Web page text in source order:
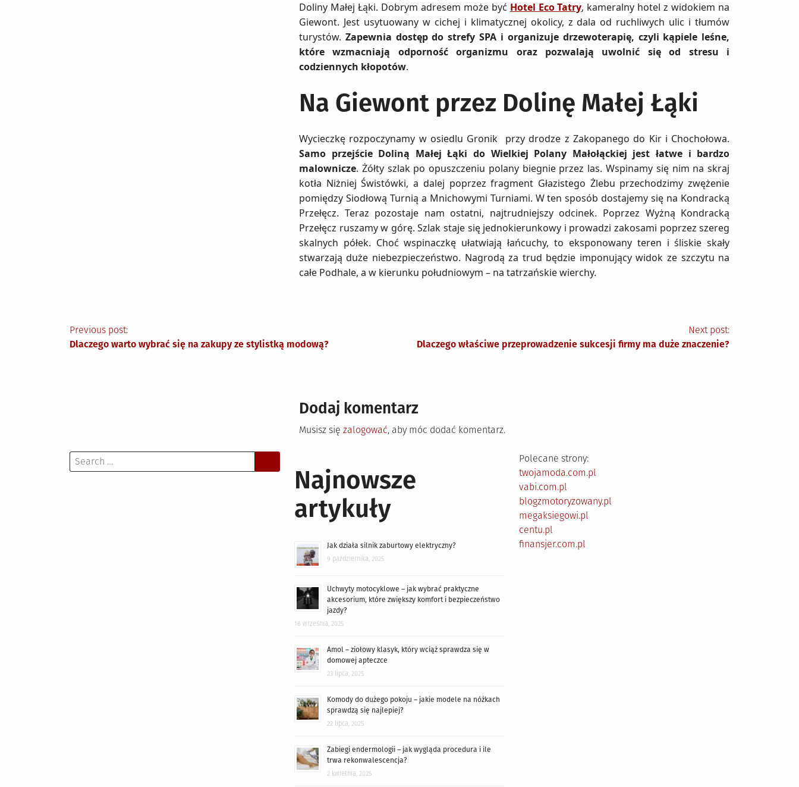
Doliny Małej Łąki. Dobrym adresem może być Hotel Eco Tatry, kameralny hotel z widokiem na
Giewont. Jest usytuowany w cichej i klimatycznej okolicy, z dala od ruchliwych ulic i tłumów
turystów. Zapewnia dostęp do strefy SPA i organizuje drzewoterapię, czyli kąpiele leśne,
które wzmacniają odporność organizmu oraz pozwalają uwolnić się od stresu i
codziennych kłopotów.
Na Giewont przez Dolinę Małej Łąki
Wycieczkę rozpoczynamy w osiedlu Gronik przy drodze z Zakopanego do Kir i Chochołowa.
Samo przejście Doliną Małej Łąki do Wielkiej Polany Małołąckiej jest łatwe i bardzo
malownicze. Żółty szlak po opuszczeniu polany biegnie przez las. Wspinamy się nim na skraj
kotła Niżniej Świstówki, a dalej poprzez fragment Głazistego Żlebu przechodzimy zwężenie
pomiędzy Siodłową Turnią a Mnichowymi Turniami. W ten sposób dostajemy się na Kondracką
Przełęcz. Teraz pozostaje nam ostatni, najtrudniejszy odcinek. Poprzez Wyżną Kondracką
Przełęcz ruszamy w górę. Szlak staje się jednokierunkowy i prowadzi zakosami poprzez szereg
skalnych półek. Choć wspinaczkę ułatwiają łańcuchy, to eksponowany teren i śliskie skały
stwarzają duże niebezpieczeństwo. Nagrodą za trud będzie imponujący widok ze szczytu na
całe Podhale, a w kierunku południowym – na tatrzańskie wierchy.
Nawigacja
Previous post:
Dlaczego warto wybrać się na zakupy ze stylistką modową?
Next post:
Dlaczego właściwe przeprowadzenie sukcesji firmy ma duże znaczenie?
Dodaj komentarz
Musisz się zalogować, aby móc dodać komentarz.
Search
for:
Najnowsze
artykuły
Jak działa silnik zaburtowy elektryczny?
9 października, 2025
Uchwyty motocyklowe – jak wybrać praktyczne
akcesorium, które zwiększy komfort i bezpieczeństwo
jazdy?
16 września, 2025
Amol – ziołowy klasyk, który wciąż sprawdza się w
domowej apteczce
23 lipca, 2025
Komody do dużego pokoju – jakie modele na nóżkach
sprawdzą się najlepiej?
22 lipca, 2025
Zabiegi endermologii – jak wygląda procedura i ile
trwa rekonwalescencja?
2 kwietnia, 2025
Polecane strony:
twojamoda.com.pl
vabi.com.pl
blogzmotoryzowany.pl
megaksiegowi.pl
centu.pl
finansjer.com.pl